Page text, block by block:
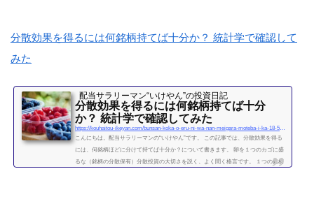
分散効果を得るには何銘柄持てば十分か？ 統計学で確認して
みた
配当サラリーマン“いけやん”の投資日記 ​
分散効果を得るには何銘柄持てば十分
か？ 統計学で確認してみた
https://kouhaitou-ikeyan.com/bunsan-koka-o-eru-ni-wa-nan-meigara-moteba-i-ka-18-5000-how-many-stocks-should-i-have-for-the-diversification-effect
こんにちは。配当サラリーマンの“いけやん”です。 この記事では、分散効果を得る
には、何銘柄ほどに分けて持てば十分か？について書きます。 卵を１つのカゴに盛
るな（銘柄の分散保有）分散投資の大切さを説く、よく聞く格言です。 １つの銘柄